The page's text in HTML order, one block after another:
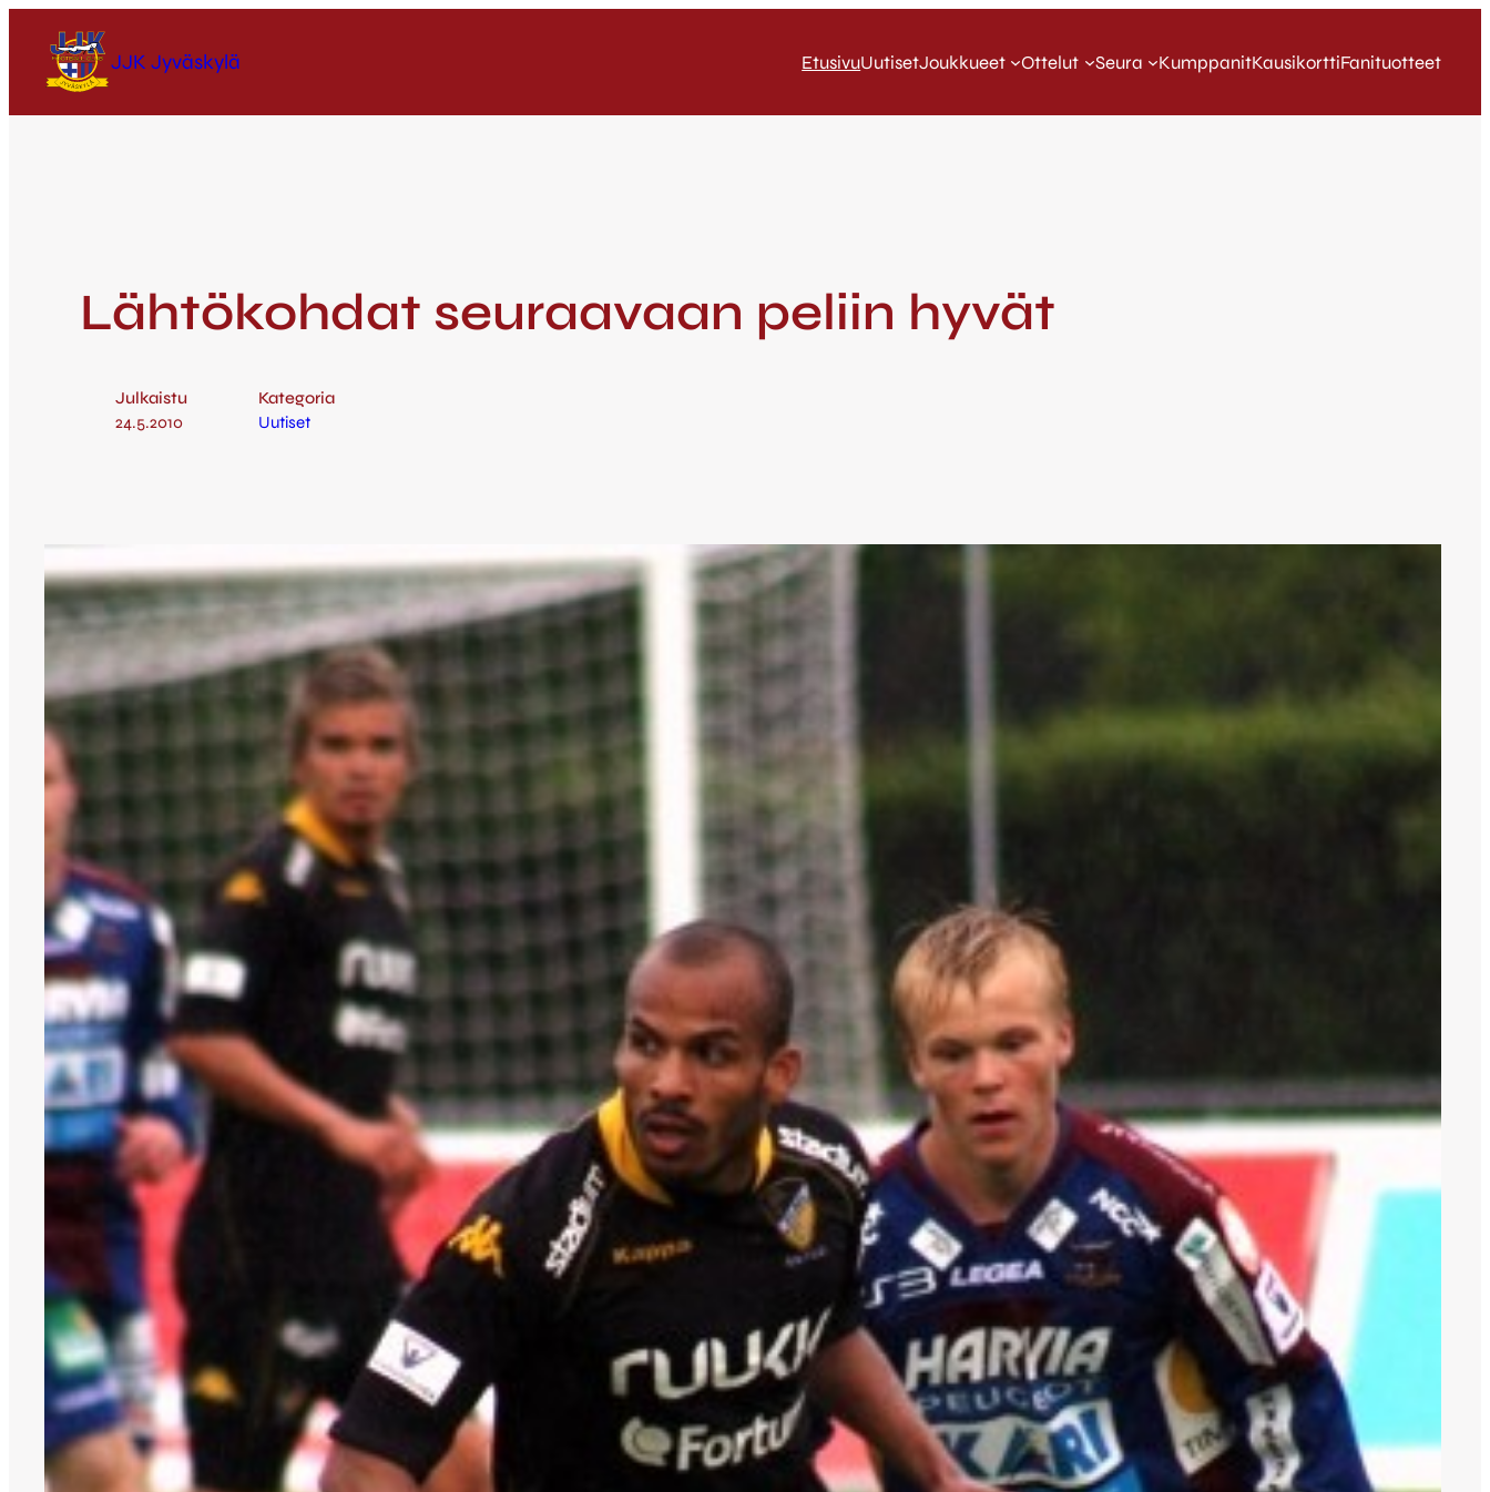
JJK Jyväskylä EtusivuUutisetJoukkueet Ottelut Seura KumppanitKausikorttiFanituotteet
Lähtökohdat seuraavaan peliin hyvät
Julkaistu
24.5.2010
Kategoria
Uutiset